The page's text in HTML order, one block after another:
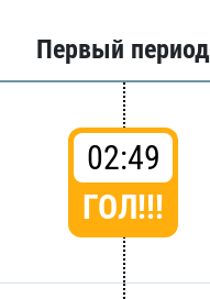
Первый период
02:49
ГОЛ!!!